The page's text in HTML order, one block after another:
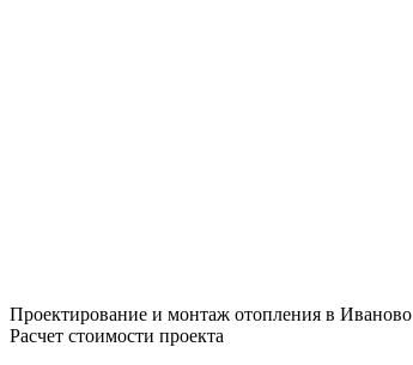
Проектирование и монтаж отопления в Иваново
Расчет стоимости проекта